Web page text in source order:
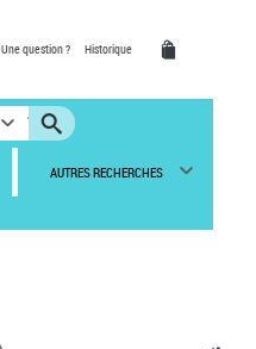
Une question ? Historique
AUTRES RECHERCHES